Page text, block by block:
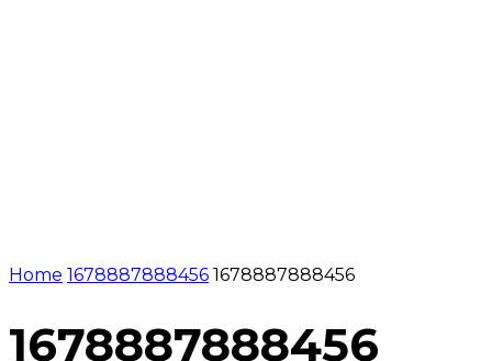
Home 1678887888456 1678887888456
1678887888456